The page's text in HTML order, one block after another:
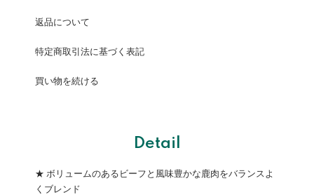
返品について
特定商取引法に基づく表記
買い物を続ける
Detail
★ ボリュームのあるビーフと風味豊かな鹿肉をバランスよ
くブレンド